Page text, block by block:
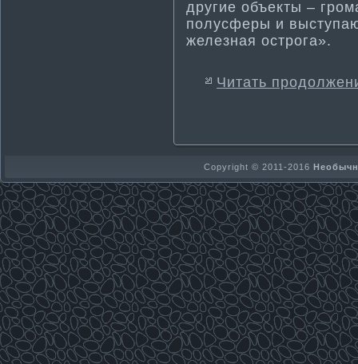
другие объекты –
полусферы и
железная острога».
Читать
Copyright © 2011-2016